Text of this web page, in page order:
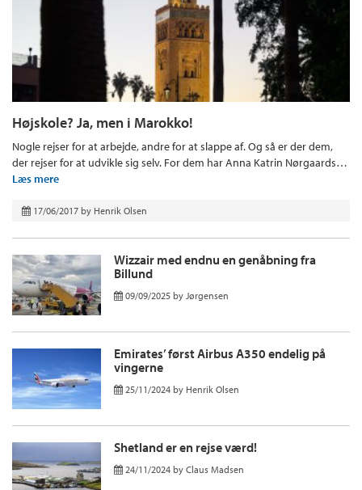
Højskole? Ja, men i Marokko!
Nogle rejser for at arbejde, andre for at slappe af. Og så er der dem,
der rejser for at udvikle sig selv. For dem har Anna Katrin Nørgaards…
Læs mere
17/06/2017 by Henrik Olsen
Wizzair med endnu en genåbning fra
Billund
09/09/2025 by Jørgensen
Emirates’ først Airbus A350 endelig på
vingerne
25/11/2024 by Henrik Olsen
Shetland er en rejse værd!
24/11/2024 by Claus Madsen